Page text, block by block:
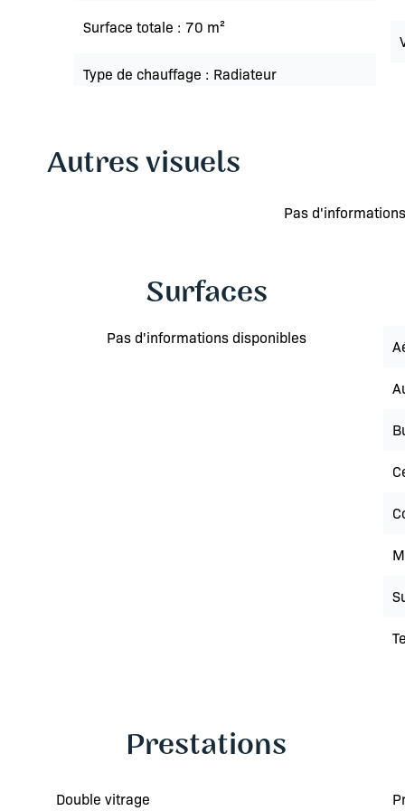
Surface totale 70 m²
Type de chauffage Radiateur
Autres visuels
Pas
Surfaces
Pas d'informations disponibles
Prestations
Double vitrage